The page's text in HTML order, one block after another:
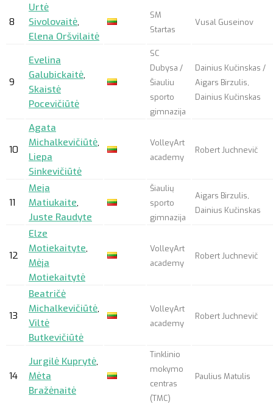
8
Urtė
Sivolovaitė,
Elena Oršvilaitė
SM
Startas
Vusal Guseinov
9
Evelina
Galubickaitė,
Skaistė
Pocevičiūtė
SC
Dubysa /
Šiauliu
sporto
gimnazija
Dainius Kučinskas /
Aigars Birzulis,
Dainius Kučinskas
10
Agata
Michalkevičiūtė,
Liepa
Sinkevičiūtė
VolleyArt
academy
Robert Juchnevič
11
Meja
Matiukaite,
Juste Raudyte
Šiaulių
sporto
gimnazija
Aigars Birzulis,
Dainius Kučinskas
12
Elze
Motiekaityte,
Mėja
Motiekaitytė
VolleyArt
academy
Robert Juchnevič
13
Beatričė
Michalkevičiūtė,
Viltė
Butkevičiūtė
VolleyArt
academy
Robert Juchnevič
14
Jurgilė Kuprytė,
Mėta
Bražėnaitė
Tinklinio
mokymo
centras
(TMC)
Paulius Matulis